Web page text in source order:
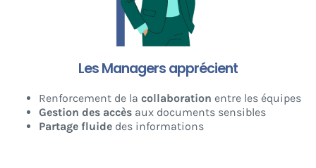
Les Managers apprécient
Renforcement de la collaboration entre les équipes
Gestion des accèsaux documents sensibles
Partage fluidedes informations